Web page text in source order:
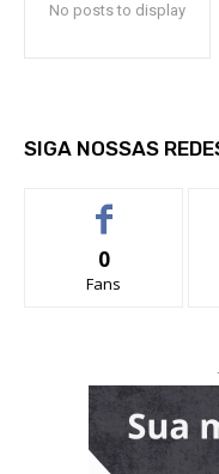
No posts to display
SIGA NOSSAS
0
Fans